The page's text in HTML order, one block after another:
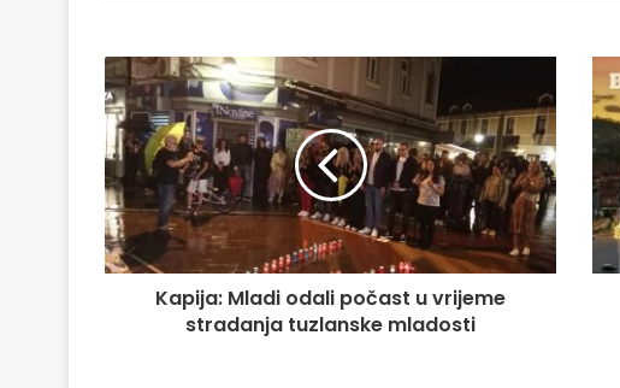
Kapija: Mladi odali počast u vrijeme
stradanja tuzlanske mladosti